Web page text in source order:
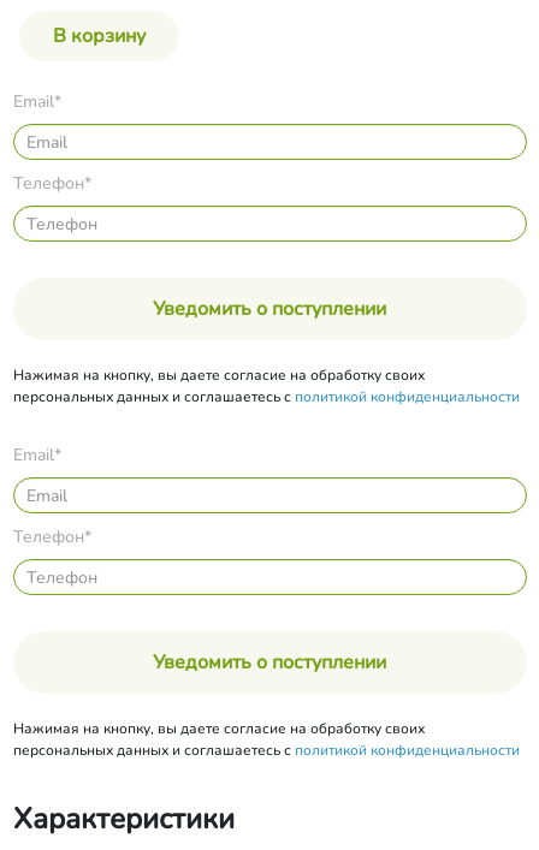
Email*
Телефон*
Уведомить о поступлении
Нажимая на кнопку, вы даете согласие на обработку своих
персональных данных и соглашаетесь с политикой конфиденциальности
Email*
Телефон*
Уведомить о поступлении
Нажимая на кнопку, вы даете согласие на обработку своих
персональных данных и соглашаетесь с политикой конфиденциальности
Характеристики